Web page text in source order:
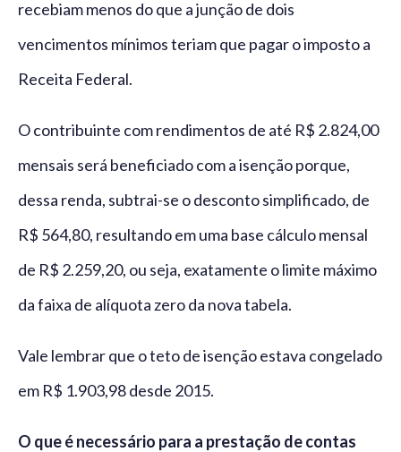
recebiam menos do que a junção de dois
vencimentos mínimos teriam que pagar o imposto a
Receita Federal.
O contribuinte com rendimentos de até R$ 2.824,00
mensais será beneficiado com a isenção porque,
dessa renda, subtrai-se o desconto simplificado, de
R$ 564,80, resultando em uma base cálculo mensal
de R$ 2.259,20, ou seja, exatamente o limite máximo
da faixa de alíquota zero da nova tabela.
Vale lembrar que o teto de isenção estava congelado
em R$ 1.903,98 desde 2015.
O que é necessário para a prestação de contas